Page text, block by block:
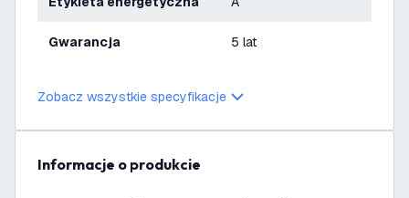
Gwarancja 5 lat
Zobacz wszystkie specyfikacje
informacje o produkcie